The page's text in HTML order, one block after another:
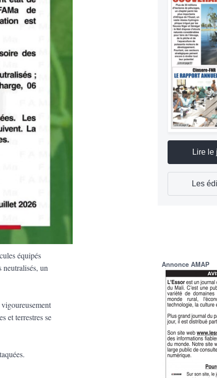
équipés
neutralisés, un
et terrestres se
Lire le
Les
Annonce AMAP